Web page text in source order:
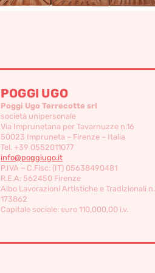
POGGI UGO
Poggi Ugo Terrecotte srl
società unipersonale
Via Imprunetana per Tavarnuzze n.16
50023 Impruneta – Firenze – Italia
Tel. +39 0552011077
info@poggiugo.it
P.IVA – C.Fisc: (IT) 05638490481
R.E.A: 562450 Firenze
Albo Lavorazioni Artistiche e Tradizionali n.
173862
Capitale sociale: euro 110,000,00 i.v.